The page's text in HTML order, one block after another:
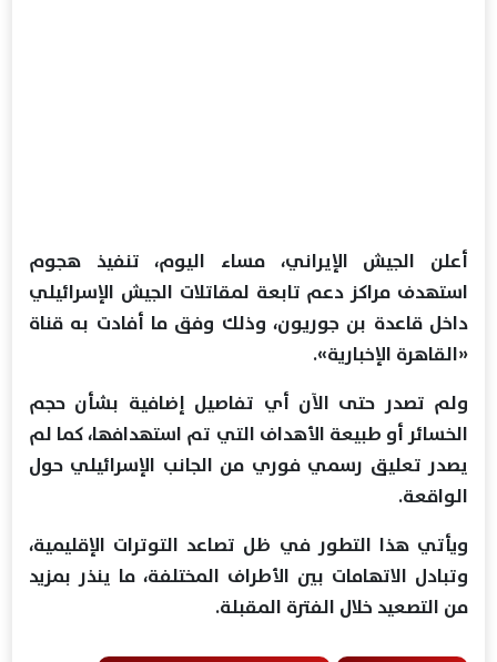
أعلن الجيش الإيراني، مساء اليوم، تنفيذ هجوم
استهدف مراكز دعم تابعة لمقاتلات الجيش الإسرائيلي
داخل قاعدة بن جوريون، وذلك وفق ما أفادت به قناة
«القاهرة الإخبارية».
ولم تصدر حتى الآن أي تفاصيل إضافية بشأن حجم
الخسائر أو طبيعة الأهداف التي تم استهدافها، كما لم
يصدر تعليق رسمي فوري من الجانب الإسرائيلي حول
الواقعة.
ويأتي هذا التطور في ظل تصاعد التوترات الإقليمية،
وتبادل الاتهامات بين الأطراف المختلفة، ما ينذر بمزيد
من التصعيد خلال الفترة المقبلة.